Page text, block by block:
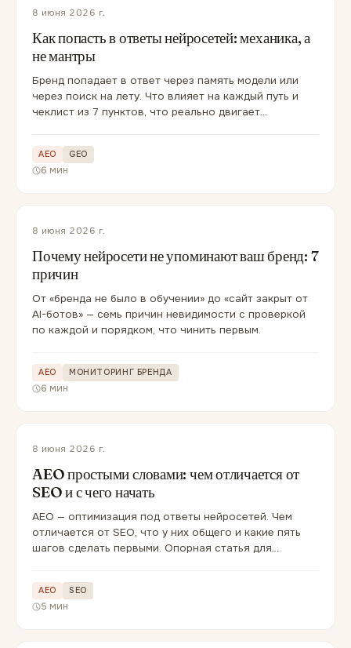
8 июня 2026 г.
Как попасть в ответы нейросетей: механика, а
не мантры
Бренд попадает в ответ через память модели или
через поиск на лету. Что влияет на каждый путь и
чеклист из 7 пунктов, что реально двигает
AEO GEO
6 мин
8 июня 2026 г.
Почему нейросети не упоминают ваш бренд: 7
причин
От «бренда не было в обучении» до «сайт закрыт от
AI-ботов» — семь причин невидимости с проверкой
по каждой и порядком, что чинить первым.
AEO МОНИТОРИНГ БРЕНДА
6 мин
8 июня 2026 г.
AEO простыми словами: чем отличается от
SEO и с чего начать
AEO — оптимизация под ответы нейросетей. Чем
отличается от SEO, что у них общего и какие пять
шагов сделать первыми. Опорная статья для
AEO SEO
5 мин